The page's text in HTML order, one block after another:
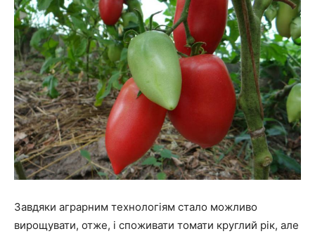
Завдяки аграрним технологіям стало можливо
вирощувати, отже, і споживати томати круглий рік, але